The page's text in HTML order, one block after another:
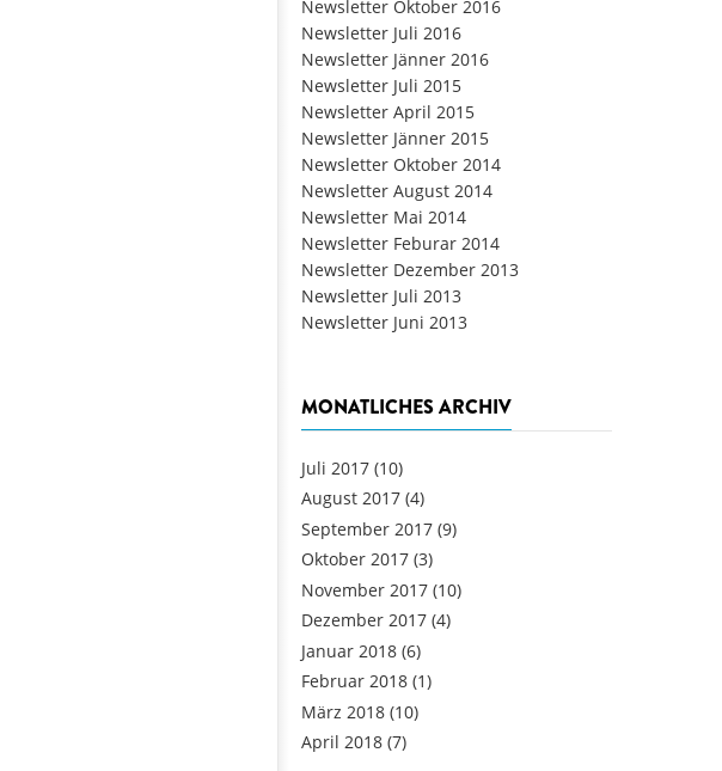
Newsletter Oktober 2016
Newsletter Juli 2016
Newsletter Jänner 2016
Newsletter Juli 2015
Newsletter April 2015
Newsletter Jänner 2015
Newsletter Oktober 2014
Newsletter August 2014
Newsletter Mai 2014
Newsletter Feburar 2014
Newsletter Dezember 2013
Newsletter Juli 2013
Newsletter Juni 2013
MONATLICHES ARCHIV
Juli 2017 (10)
August 2017 (4)
September 2017 (9)
Oktober 2017 (3)
November 2017 (10)
Dezember 2017 (4)
Januar 2018 (6)
Februar 2018 (1)
März 2018 (10)
April 2018 (7)